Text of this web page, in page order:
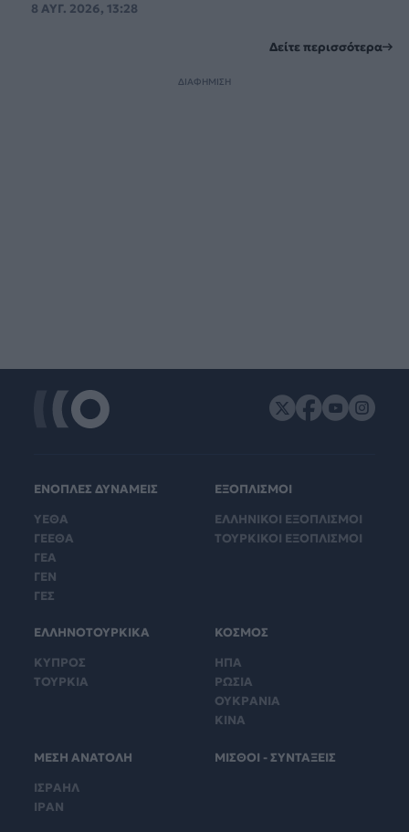
8 ΑΥΓ. 2026, 13:28
Δείτε περισσότερα
ΔΙΑΦΗΜΙΣΗ
ΕΝΟΠΛΕΣ ΔΥΝΑΜΕΙΣ
ΥΕΘΑ
ΓΕΕΘΑ
ΓΕΑ
ΓΕΝ
ΓΕΣ
ΕΞΟΠΛΙΣΜΟΙ
ΕΛΛΗΝΙΚΟΙ ΕΞΟΠΛΙΣΜΟΙ
ΤΟΥΡΚΙΚΟΙ ΕΞΟΠΛΙΣΜΟΙ
ΕΛΛΗΝΟΤΟΥΡΚΙΚΑ
ΚΥΠΡΟΣ
ΤΟΥΡΚΙΑ
ΚΟΣΜΟΣ
ΗΠΑ
ΡΩΣΙΑ
ΟΥΚΡΑΝΙΑ
ΚΙΝΑ
ΜΕΣΗ ΑΝΑΤΟΛΗ
ΙΣΡΑΗΛ
ΙΡΑΝ
ΜΙΣΘΟΙ - ΣΥΝΤΑΞΕΙΣ